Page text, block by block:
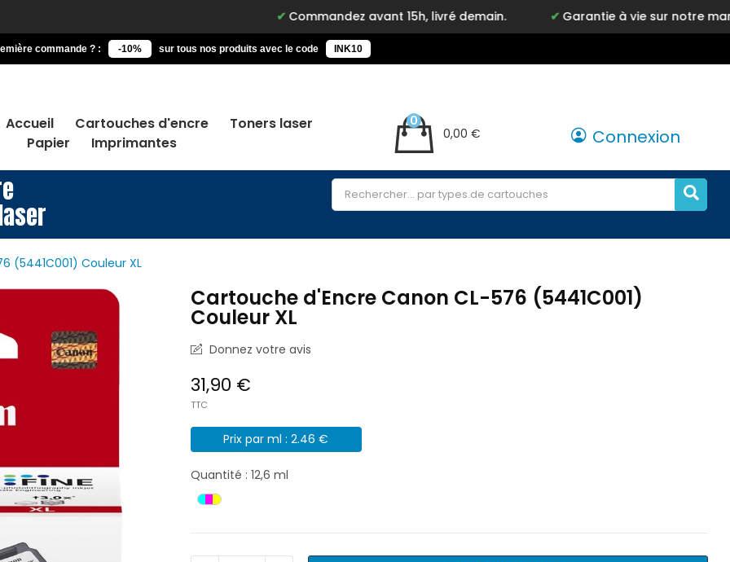
Commandez avant 15h, livré demain. Garantie à vie sur notre marque Inkyz
commande ? : -10% sur tous nos produits avec le code INK10
Accueil Cartouches d'encre
Toners laser
Papier
Imprimantes
0,00 €
0
Connexion
(5441C001) Couleur XL
Cartouche d'Encre Canon CL-576 (5441C001)
Couleur XL
Donnez votre avis
31,90 €
TTC
Prix par ml : 2.46 €
Quantité : 12,6 ml